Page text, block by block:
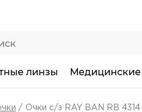
линзы Медицинские
Очки с/з RAY BAN RB 4314